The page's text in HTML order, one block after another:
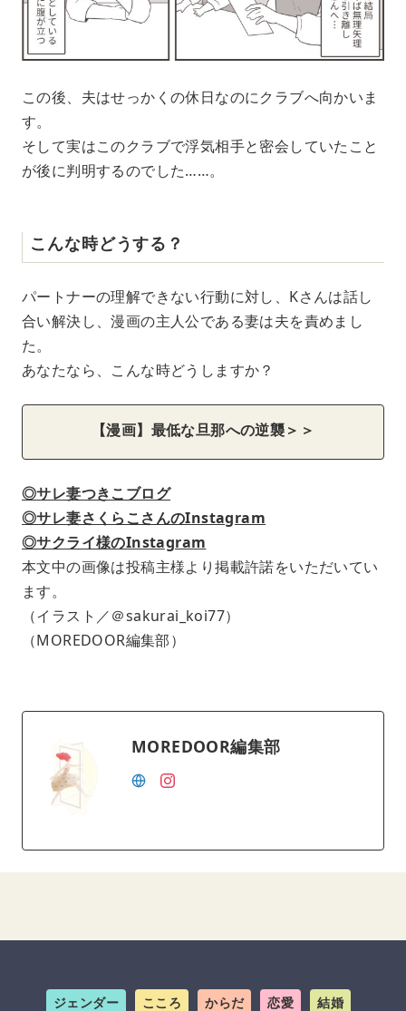
この後、夫はせっかくの休日なのにクラブへ向かいま
す。
そして実はこのクラブで浮気相手と密会していたこと
が後に判明するのでした……。
こんな時どうする？
パートナーの理解できない行動に対し、Kさんは話し
合い解決し、漫画の主人公である妻は夫を責めまし
た。
あなたなら、こんな時どうしますか？
【漫画】最低な旦那への逆襲＞＞
◎サレ妻つきこブログ
◎サレ妻さくらこさんのInstagram
◎サクライ様のInstagram
本文中の画像は投稿主様より掲載許諾をいただいてい
ます。
（イラスト／＠sakurai_koi77）
（MOREDOOR編集部）
MOREDOOR編集部
ジェンダー こころ からだ 恋愛 結婚